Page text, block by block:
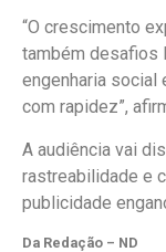
“O crescimento
também desafios
engenharia
com rapidez”,
A audiência vai
rastreabilidade e
publicidade
Da Redação – ND